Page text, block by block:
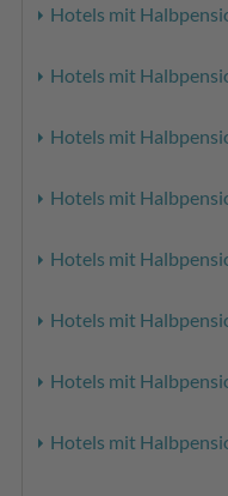
Hotels mit
Hotels mit
Hotels mit
Hotels mit
Hotels mit
Hotels mit
Hotels mit
Hotels mit